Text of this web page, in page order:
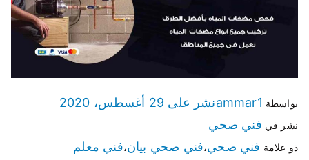
بواسطة ammar1نشر على 29 أغسطس، 2020
نشر في فني صحي
ذو علامة فني صحي،فني صحي بيان،فني معلم